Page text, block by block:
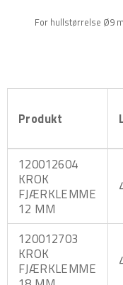
For hullstørrelse Ø9
Produkt
120012604
KROK
FJÆRKLEMME
12 MM
120012703
KROK
FJÆRKLEMME